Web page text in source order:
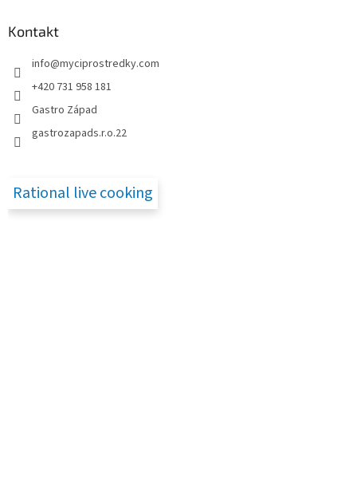
Kontakt
info@myciprostredky.com
+420 731 958 181
Gastro Západ
gastrozapads.r.o.22
Rational live cooking